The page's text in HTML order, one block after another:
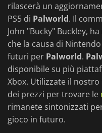
rilascerà un
PS5 di Palworld. Il
John "Bucky" Buckley,
che la causa di
futuri per Palworld.
disponibile su più
Xbox. Utilizzate il
dei prezzi per trovare le
rimanete sintonizzati
gioco in futuro.